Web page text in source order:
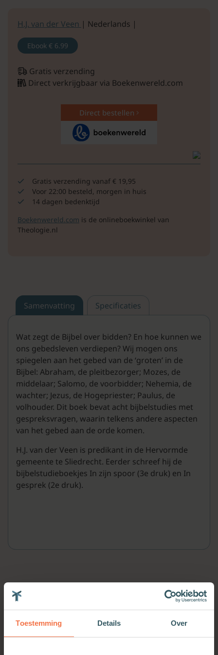
Toestemming Details Over
H.J. van der Veen | Nederlands |
Ebook € 6.99
Gratis verzending
Direct verkrijgbaar via Boekenwereld.com
Direct bestellen
Gratis verzending vanaf € 19,95
Voor 22:00 besteld, morgen in huis
14 dagen bedenktijd
Boekenwereld.com is de onlineboekwinkel van
Theologie.nl
Samenvatting Specificaties
Wat zegt de Bijbel over bidden? En hoe kunnen we
ons gebedsleven verdiepen? Wij mogen ons
spiegelen aan het gebed van de ‘groten’ in de
Bijbel: Abraham, de pleitbezorger; Mozes, de
middelaar; Salomo, de voorbidder; Nehemia, de
wachter; Jezus, de Hogepriester; Paulus, de
volhouder. Dit boek bevat acht bijbelstudies met
gespreksvragen, waarin telkens andere aspecten
van het gebed aan de orde komen.
H.J. van der Veen is predikant in de Hervormde
gemeente te Sliedrecht. Eerder schreef hij de
bijbelstudieboekjes In zijn spoor (3e druk) en In
gesprek (2e druk).
Meer van deze auteur